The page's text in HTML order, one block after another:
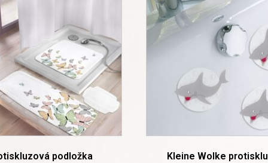
podložka
Kleine Wolke